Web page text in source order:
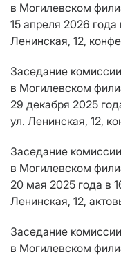
в Могилевском
15 апреля 2026
Ленинская, 12,
Заседание
в Могилевском
29 декабря 2025
ул. Ленинская, 12,
Заседание
в Могилевском
20 мая 2025 года в
Ленинская, 12,
Заседание
в Могилевском